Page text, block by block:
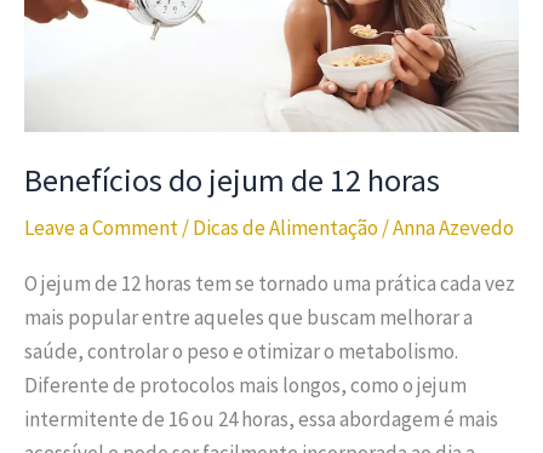
Benefícios do jejum de 12 horas
Leave a Comment/Dicas de Alimentação/Anna Azevedo
O jejum de 12 horas tem se tornado uma prática cada vez
mais popular entre aqueles que buscam melhorar a
saúde, controlar o peso e otimizar o metabolismo.
Diferente de protocolos mais longos, como o jejum
intermitente de 16 ou 24 horas, essa abordagem é mais